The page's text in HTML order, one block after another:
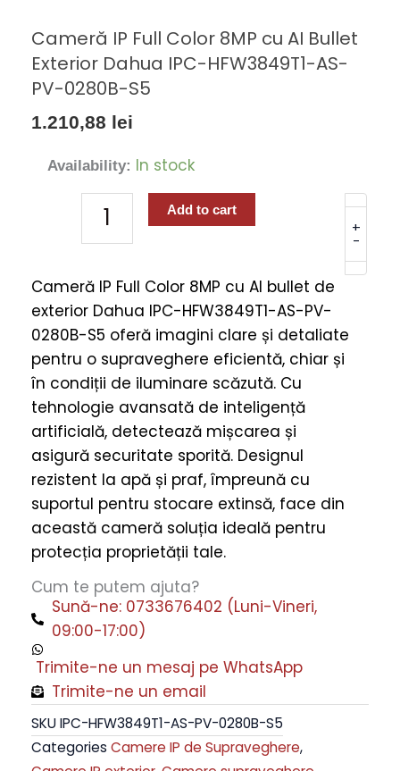
Cameră IP Full Color 8MP cu AI Bullet
Exterior Dahua IPC-HFW3849T1-AS-
PV-0280B-S5
1.210,88 lei
Availability: In stock
-
IP
AI
Bullet
Exterior
Dahua
IPC-
HFW3849T1-
AS-
PV-
0280B-
S5
quantity
+
Add to cart
Cameră IP Full Color 8MP cu AI bullet de
exterior Dahua IPC-HFW3849T1-AS-PV-
0280B-S5 oferă imagini clare și detaliate
pentru o supraveghere eficientă, chiar și
în condiții de iluminare scăzută. Cu
tehnologie avansată de inteligență
artificială, detectează mișcarea și
asigură securitate sporită. Designul
rezistent la apă și praf, împreună cu
suportul pentru stocare extinsă, face din
această cameră soluția ideală pentru
protecția proprietății tale.
Cum te putem ajuta?
Sună-ne: 0733676402 (Luni-Vineri,
09:00-17:00)
Trimite-ne un mesaj pe WhatsApp
Trimite-ne un email
SKUIPC-HFW3849T1-AS-PV-0280B-S5
Categories Camere IP de Supraveghere,